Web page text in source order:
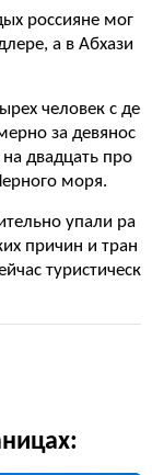
россияне мог
а в Абхази
человек с де
за девянос
двадцать про
моря.
упали ра
причин и тран
туристическ